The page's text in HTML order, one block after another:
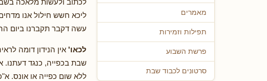
מאמרים
תפילות וזמירות
פרשת השבוע
סרטונים לכבוד שבת
לכתוב ולעשות מלאכה
ליכא חשש חילול אנו
עשה דקבר תקברנו ביום
לכאו' אין הנידון דומה
שבת בכפייה, כנגד
ללא שום כפייה או אונס.